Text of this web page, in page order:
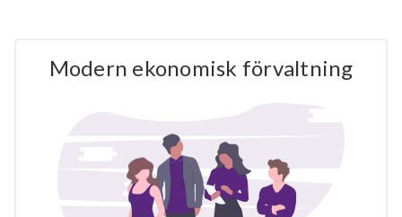
Modern ekonomisk förvaltning